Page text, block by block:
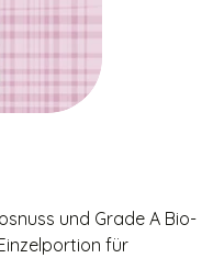
und Grade A Bio-
für